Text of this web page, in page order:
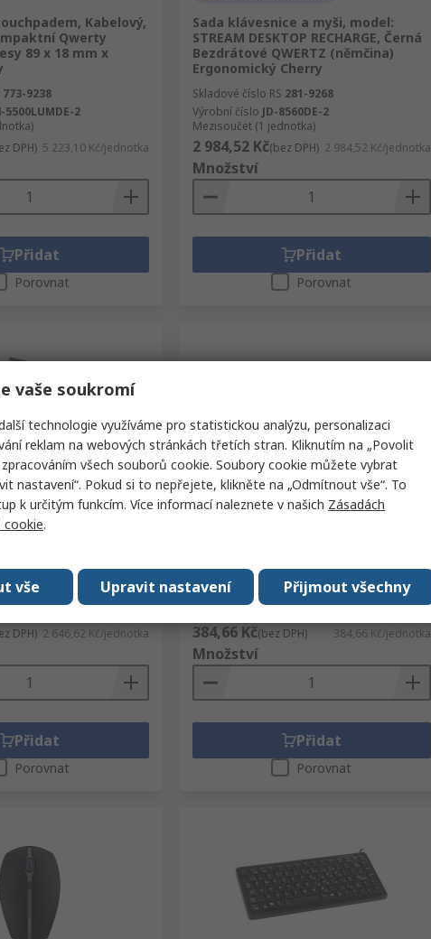
Kabelový,
Qwerty
89 x 18 mm x
773-9238
5500LUMDE-2
DPH) 5 223,10 Kč/jednotka
Přidat
Porovnat
Sada klávesnice a myši, model:
STREAM DESKTOP RECHARGE, Černá
Bezdrátové QWERTZ (němčina)
Ergonomický Cherry
Skladové číslo RS 281-9268
Výrobní číslo JD-8560DE-2
Mezisoučet (1 jednotka)
2 984,52 Kč(bez DPH) 2 984,52 Kč/jednotka
Množství
Přidat
Porovnat
Černá, PS2,
QWERTY (USA)
773-9137
4100LCMEU-2
DPH) 2 646,62 Kč/jednotka
Přidat
Porovnat
Skladem
Myš Standardní 3tlačítková,
Výrobní číslo
M-5450
384,66 Kč(bez DPH) 384,66 Kč/jednotka
Množství
Přidat
Porovnat
vaše soukromí
technologie využíváme pro statistickou analýzu, personalizaci
reklam na webových stránkách třetích stran. Kliknutím na „Povolit
všech souborů cookie. Soubory cookie můžete vybrat
nastavení“. Pokud si to nepřejete, klikněte na „Odmítnout vše“. To
k určitým funkcím. Více informací naleznete v našich Zásadách
cookie.
Přijmout všechny
Upravit nastavení
vše